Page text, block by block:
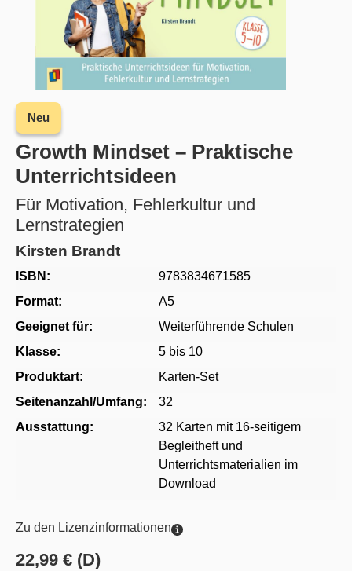
Neu
Growth Mindset – Praktische
Unterrichtsideen
Für Motivation, Fehlerkultur und
Lernstrategien
Kirsten Brandt
ISBN:
9783834671585
Format:
A5
Geeignet für:
Weiterführende Schulen
Klasse:
5 bis 10
Produktart:
Karten-Set
Seitenanzahl/Umfang:
32
Ausstattung:
32 Karten mit 16-seitigem
Begleitheft und
Unterrichtsmaterialien im
Download
Zu den Lizenzinformationen
22,99 € (D)